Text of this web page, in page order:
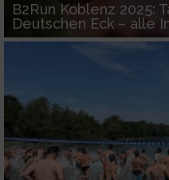
B2Run Koblenz 2025:
Deutschen Eck – alle